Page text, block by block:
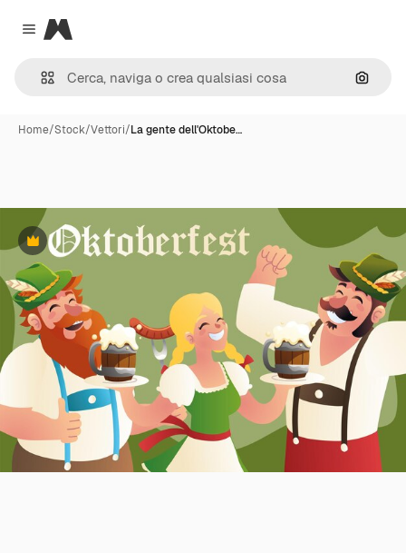
Close menu
Magnific
Cerca
Home/Stock/Vettori/La gente dell'Oktobe…
Premium